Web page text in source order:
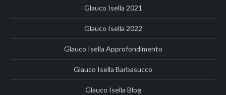
Glauco Isella 2021
Glauco Isella 2022
Glauco Isella Approfondimento
Glauco Isella Barbasucco
Glauco Isella Blog